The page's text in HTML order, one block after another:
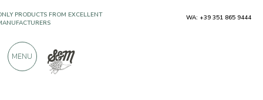
900 POSITIVE REVIEWS
WA: +39 351 865 9444
MENU